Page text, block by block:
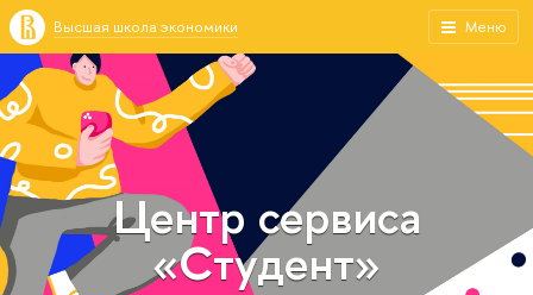
Меню
Высшая школа экономики
Центр сервиса
«Студент»